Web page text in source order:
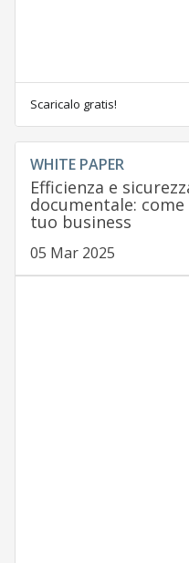
Scaricalo gratis!
WHITE PAPER
Efficienza e
documentale:
tuo business
05 Mar 2025